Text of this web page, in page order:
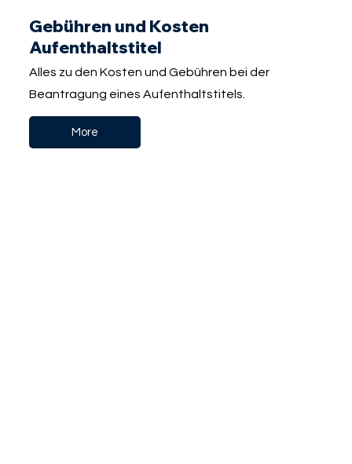
Gebühren und Kosten
Aufenthaltstitel
Alles zu den Kosten und Gebühren bei der
Beantragung eines Aufenthaltstitels.
More